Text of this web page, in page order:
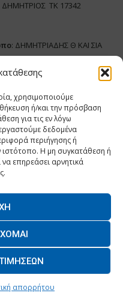
χρησιμοποιούμε
ή/και την πρόσβαση
για τις εν λόγω
δεδομένα
περιήγησης ή
ιστότοπο. Η μη συγκατάθεση ή
επηρεάσει αρνητικά
απορρήτου
ΔΗΜΗΤΡΙΟΣ ΤΚ 17342
: ΔΗΜΗΤΡΙΑΔΗΣ Θ ΚΑΙ ΣΙΑ
ΣΙΑ ΜΟΝΟΠΡΟΣΩΠΗ ΙΚΕ
ΛΕΙΤΟΥΡΓΙΑ
-Πολιτική Απορρήτου
A COOKIE